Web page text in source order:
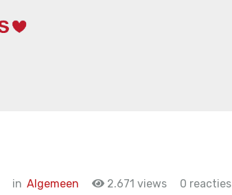
in Algemeen 2.671 views 0 reacties